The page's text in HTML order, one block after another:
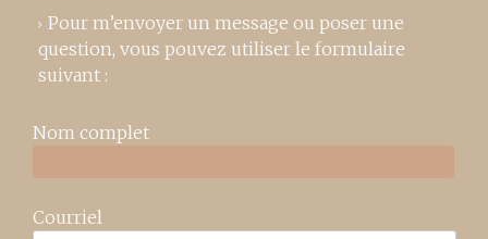
Pour m’envoyer un message ou poser une
question, vous pouvez utiliser le formulaire
suivant :
Nom complet
Courriel